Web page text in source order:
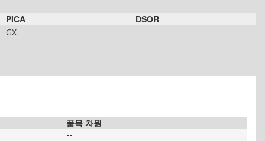
PICA DSOR
GX
품목 차원
--